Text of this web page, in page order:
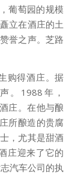
葡萄园的规模
立在酒庄的土
誉之声。芝路
购得酒庄。据
。1988年，
庄。在他与酿
所酿造的贵腐
，尤其是甜酒
庄迎来了它的
汽车公司的执